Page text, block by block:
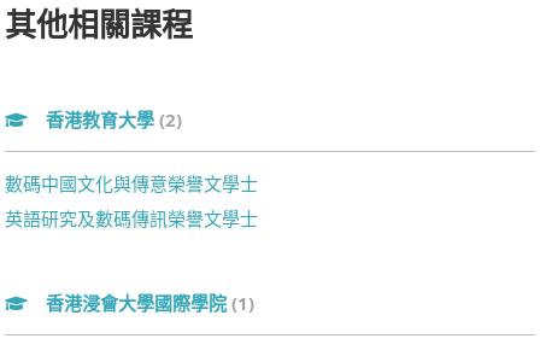
其他相關課程
香港教育大學 (2)
數碼中國文化與傳意榮譽文學士
英語研究及數碼傳訊榮譽文學士
香港浸會大學國際學院 (1)